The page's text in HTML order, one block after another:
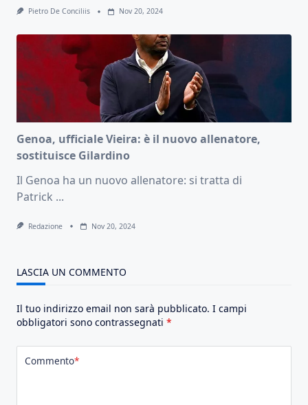
Pietro De Conciliis Nov 20, 2024
Genoa, ufficiale Vieira: è il nuovo allenatore,
sostituisce Gilardino
Il Genoa ha un nuovo allenatore: si tratta di
Patrick ...
Redazione Nov 20, 2024
LASCIA UN COMMENTO
Il tuo indirizzo email non sarà pubblicato. I campi
obbligatori sono contrassegnati *
Commento*